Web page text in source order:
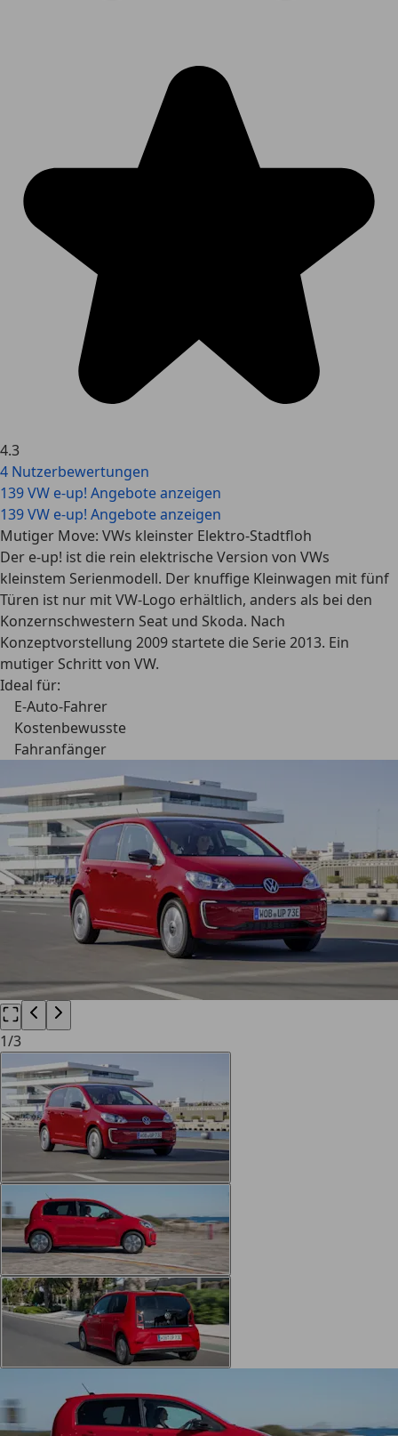
4.3
4 Nutzerbewertungen
139 VW e-up! Angebote anzeigen
139 VW e-up! Angebote anzeigen
Mutiger Move: VWs kleinster Elektro-Stadtfloh
Der e-up! ist die rein elektrische Version von VWs
kleinstem Serienmodell. Der knuffige Kleinwagen mit fünf
Türen ist nur mit VW-Logo erhältlich, anders als bei den
Konzernschwestern Seat und Skoda. Nach
Konzeptvorstellung 2009 startete die Serie 2013. Ein
mutiger Schritt von VW.
Ideal für:
E-Auto-Fahrer
Kostenbewusste
Fahranfänger
1/3